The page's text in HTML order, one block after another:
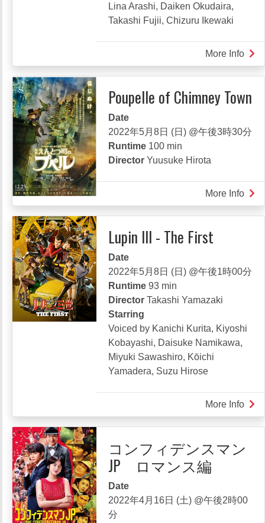
Lina Arashi, Daiken Okudaira,
Takashi Fujii, Chizuru Ikewaki
More Info
MY
Poupelle of Chimney Town
Date
2022年5月8日 (日) @午後3時30分
Runtime 100 min
Director Yuusuke Hirota
More Info
Lupin III - The First
Date
2022年5月8日 (日) @午後1時00分
Runtime 93 min
Director Takashi Yamazaki
Starring
Voiced by Kanichi Kurita, Kiyoshi
Kobayashi, Daisuke Namikawa,
Miyuki Sawashiro, Kōichi
Yamadera, Suzu Hirose
More Info
-
コンフィデンスマン
JP ロマンス編
Date
2022年4月16日 (土) @午後2時00
分